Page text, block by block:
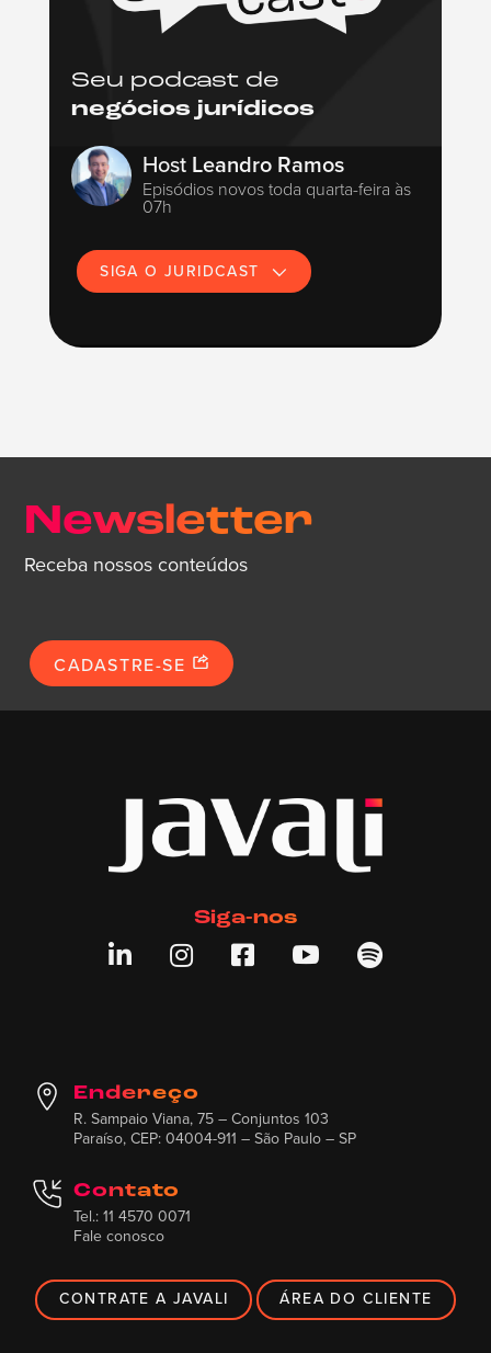
Seu podcast de
negócios jurídicos
Host Leandro Ramos
Episódios novos toda quarta-feira às
07h
SIGA O JURIDCAST
Newsletter
Receba nossos conteúdos
CADASTRE-SE
Siga-nos
    
Endereço
R. Sampaio Viana, 75 – Conjuntos 103
Paraíso, CEP: 04004-911 – São Paulo – SP
Contato
Tel.: 11 4570 0071
Fale conosco
CONTRATE A JAVALI ÁREA DO CLIENTE